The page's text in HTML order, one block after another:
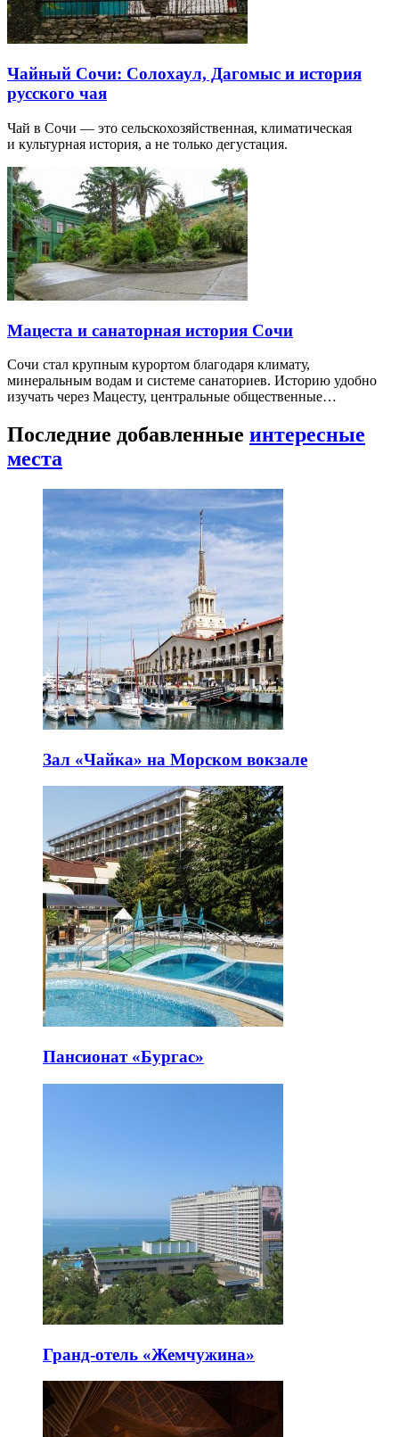
Чайный Сочи: Солохаул, Дагомыс и история
русского чая
Чай в Сочи — это сельскохозяйственная, климатическая
и культурная история, а не только дегустация.
Мацеста и санаторная история Сочи
Сочи стал крупным курортом благодаря климату,
минеральным водам и системе санаториев. Историю удобно
изучать через Мацесту, центральные общественные…
Последние добавленные интересные
места
Зал «Чайка» на Морском вокзале
Пансионат «Бургас»
Гранд-отель «Жемчужина»